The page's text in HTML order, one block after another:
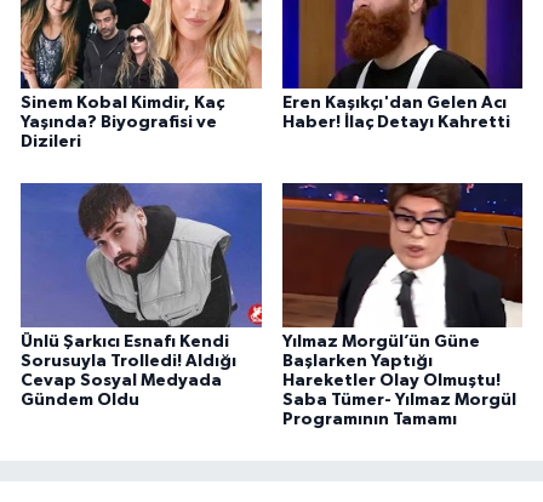
Sinem Kobal Kimdir, Kaç
Yaşında? Biyografisi ve
Dizileri
Eren Kaşıkçı'dan Gelen Acı
Haber! İlaç Detayı Kahretti
Ünlü Şarkıcı Esnafı Kendi
Sorusuyla Trolledi! Aldığı
Cevap Sosyal Medyada
Gündem Oldu
Yılmaz Morgül’ün Güne
Başlarken Yaptığı
Hareketler Olay Olmuştu!
Saba Tümer- Yılmaz Morgül
Programının Tamamı